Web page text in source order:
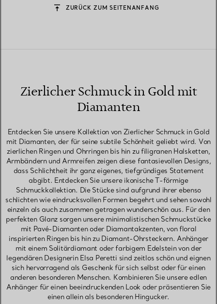
ZURÜCK ZUM SEITENANFANG
Zierlicher Schmuck in Gold mit
Diamanten
Entdecken Sie unsere Kollektion von Zierlicher Schmuck in Gold
mit Diamanten, der für seine subtile Schönheit geliebt wird. Von
zierlichen Ringen und Ohrringen bis hin zu filigranen Halsketten,
Armbändern und Armreifen zeigen diese fantasievollen Designs,
dass Schlichtheit ihr ganz eigenes, tiefgründiges Statement
abgibt. Entdecken Sie unsere ikonische T-förmige
Schmuckkollektion. Die Stücke sind aufgrund ihrer ebenso
schlichten wie eindrucksvollen Formen begehrt und sehen sowohl
einzeln als auch zusammen getragen wunderschön aus. Für den
perfekten Glanz sorgen unsere minimalistischen Schmuckstücke
mit Pavé-Diamanten oder Diamantakzenten, von floral
inspirierten Ringen bis hin zu Diamant-Ohrsteckern. Anhänger
mit einem Solitärdiamant oder farbigem Edelstein von der
legendären Designerin Elsa Peretti sind zeitlos schön und eignen
sich hervorragend als Geschenk für sich selbst oder für einen
anderen besonderen Menschen. Kombinieren Sie unsere edlen
Anhänger für einen beeindruckenden Look oder präsentieren Sie
einen allein als besonderen Hingucker.